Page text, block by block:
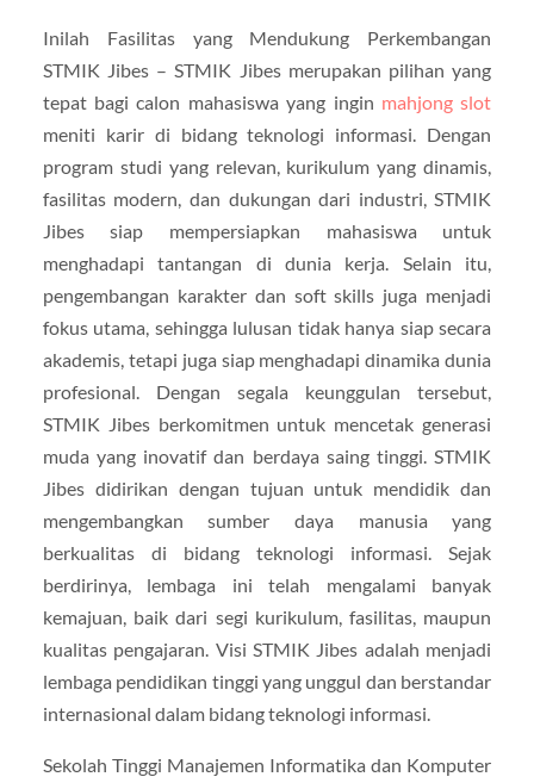
Inilah Fasilitas yang Mendukung Perkembangan
STMIK Jibes – STMIK Jibes merupakan pilihan yang
tepat bagi calon mahasiswa yang ingin mahjong slot
meniti karir di bidang teknologi informasi. Dengan
program studi yang relevan, kurikulum yang dinamis,
fasilitas modern, dan dukungan dari industri, STMIK
Jibes siap mempersiapkan mahasiswa untuk
menghadapi tantangan di dunia kerja. Selain itu,
pengembangan karakter dan soft skills juga menjadi
fokus utama, sehingga lulusan tidak hanya siap secara
akademis, tetapi juga siap menghadapi dinamika dunia
profesional. Dengan segala keunggulan tersebut,
STMIK Jibes berkomitmen untuk mencetak generasi
muda yang inovatif dan berdaya saing tinggi. STMIK
Jibes didirikan dengan tujuan untuk mendidik dan
mengembangkan sumber daya manusia yang
berkualitas di bidang teknologi informasi. Sejak
berdirinya, lembaga ini telah mengalami banyak
kemajuan, baik dari segi kurikulum, fasilitas, maupun
kualitas pengajaran. Visi STMIK Jibes adalah menjadi
lembaga pendidikan tinggi yang unggul dan berstandar
internasional dalam bidang teknologi informasi.
Sekolah Tinggi Manajemen Informatika dan Komputer